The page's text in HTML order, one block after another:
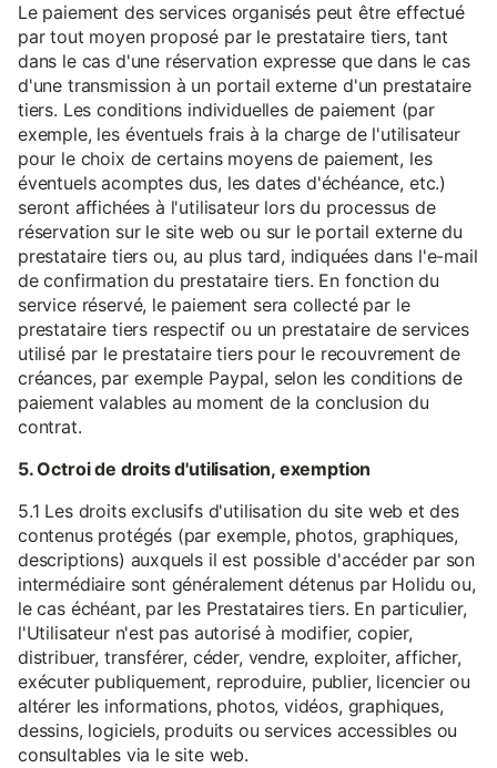
Le paiement des services organisés peut être effectué
par tout moyen proposé par le prestataire tiers, tant
dans le cas d'une réservation expresse que dans le cas
d'une transmission à un portail externe d'un prestataire
tiers. Les conditions individuelles de paiement (par
exemple, les éventuels frais à la charge de l'utilisateur
pour le choix de certains moyens de paiement, les
éventuels acomptes dus, les dates d'échéance, etc.)
seront affichées à l'utilisateur lors du processus de
réservation sur le site web ou sur le portail externe du
prestataire tiers ou, au plus tard, indiquées dans l'e-mail
de confirmation du prestataire tiers. En fonction du
service réservé, le paiement sera collecté par le
prestataire tiers respectif ou un prestataire de services
utilisé par le prestataire tiers pour le recouvrement de
créances, par exemple Paypal, selon les conditions de
paiement valables au moment de la conclusion du
contrat.
5. Octroi de droits d'utilisation, exemption
5.1 Les droits exclusifs d'utilisation du site web et des
contenus protégés (par exemple, photos, graphiques,
descriptions) auxquels il est possible d'accéder par son
intermédiaire sont généralement détenus par Holidu ou,
le cas échéant, par les Prestataires tiers. En particulier,
l'Utilisateur n'est pas autorisé à modifier, copier,
distribuer, transférer, céder, vendre, exploiter, afficher,
exécuter publiquement, reproduire, publier, licencier ou
altérer les informations, photos, vidéos, graphiques,
dessins, logiciels, produits ou services accessibles ou
consultables via le site web.